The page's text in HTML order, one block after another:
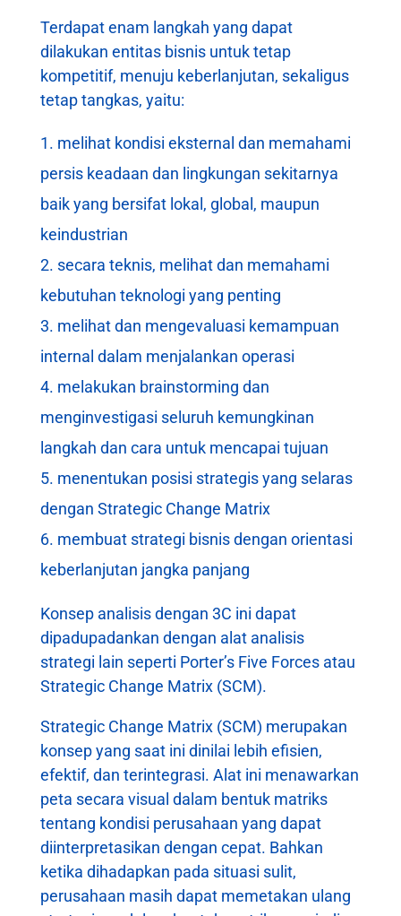
Terdapat enam langkah yang dapat
dilakukan entitas bisnis untuk tetap
kompetitif, menuju keberlanjutan, sekaligus
tetap tangkas, yaitu:
melihat kondisi eksternal dan memahami
persis keadaan dan lingkungan sekitarnya
baik yang bersifat lokal, global, maupun
keindustrian
secara teknis, melihat dan memahami
kebutuhan teknologi yang penting
melihat dan mengevaluasi kemampuan
internal dalam menjalankan operasi
melakukan brainstorming dan
menginvestigasi seluruh kemungkinan
langkah dan cara untuk mencapai tujuan
menentukan posisi strategis yang selaras
dengan Strategic Change Matrix
membuat strategi bisnis dengan orientasi
keberlanjutan jangka panjang
Konsep analisis dengan 3C ini dapat
dipadupadankan dengan alat analisis
strategi lain seperti Porter’s Five Forces atau
Strategic Change Matrix (SCM).
Strategic Change Matrix (SCM) merupakan
konsep yang saat ini dinilai lebih efisien,
efektif, dan terintegrasi. Alat ini menawarkan
peta secara visual dalam bentuk matriks
tentang kondisi perusahaan yang dapat
diinterpretasikan dengan cepat. Bahkan
ketika dihadapkan pada situasi sulit,
perusahaan masih dapat memetakan ulang